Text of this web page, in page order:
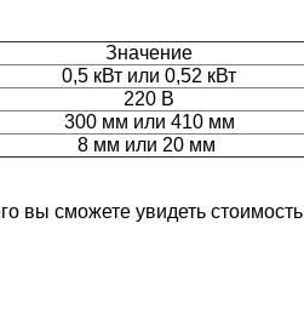
Значение
0,5 кВт или 0,52 кВт
220 В
300 мм или 410 мм
8 мм или 20 мм
сможете увидеть